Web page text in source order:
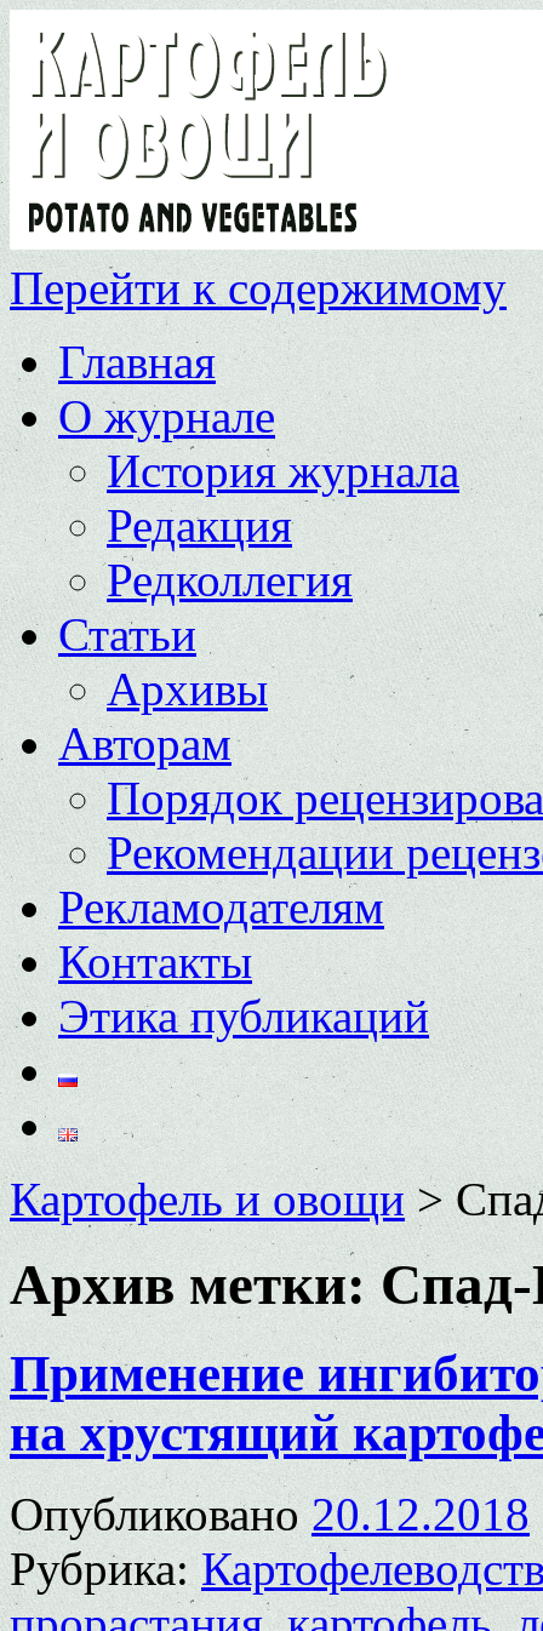
Перейти к содержимому
Главная
О журнале
История журнала
Редакция
Редколлегия
Статьи
Архивы
Авторам
Порядок
Рекомендации
Рекламодателям
Контакты
Этика публикаций
Картофель и овощи>
Архив метки:
Применение
на хрустящий
Опубликовано 20.12.2018
Рубрика: